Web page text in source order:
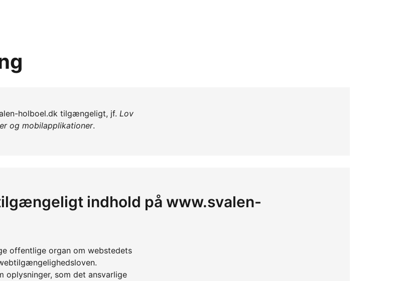
holboel.dk tilgængeligt, jf. Lov
og mobilapplikationer.
indhold på www.svalen-
offentlige organ om webstedets
oplysninger, som det ansvarlige